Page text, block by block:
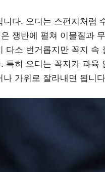
다. 오디는 스펀지처럼
쟁반에 펼쳐 이물질과
다소 번거롭지만 꼭지 속
특히 오디는 꼭지가 과육
가위로 잘라내면 됩니